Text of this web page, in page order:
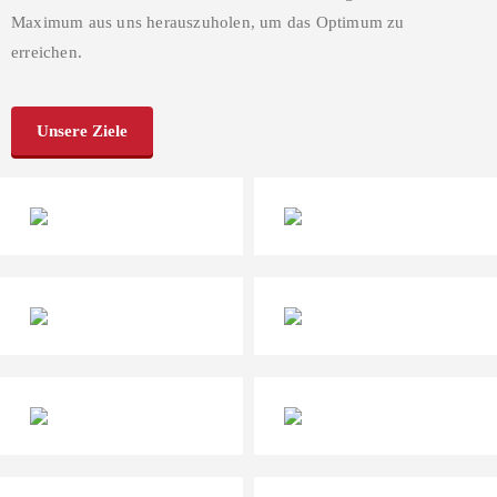
Maximum aus uns herauszuholen, um das Optimum zu
erreichen.
Unsere Ziele